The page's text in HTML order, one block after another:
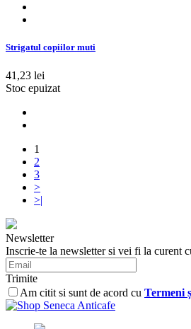
Strigatul copiilor muti
41,23 lei
Stoc epuizat
1
2
3
>
>|
Newsletter
Inscrie-te la newsletter si vei fi la curent
Trimite
Am citit si sunt de acord cu Termeni